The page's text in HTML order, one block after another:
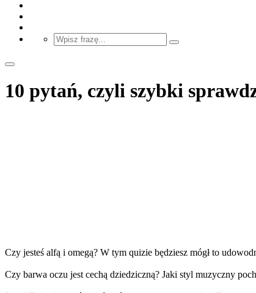
10 pytań, czyli szybki
Czy jesteś alfą i omegą? W tym quizie będziesz mógł to
Czy barwa oczu jest cechą dziedziczną? Jaki styl muzyczny